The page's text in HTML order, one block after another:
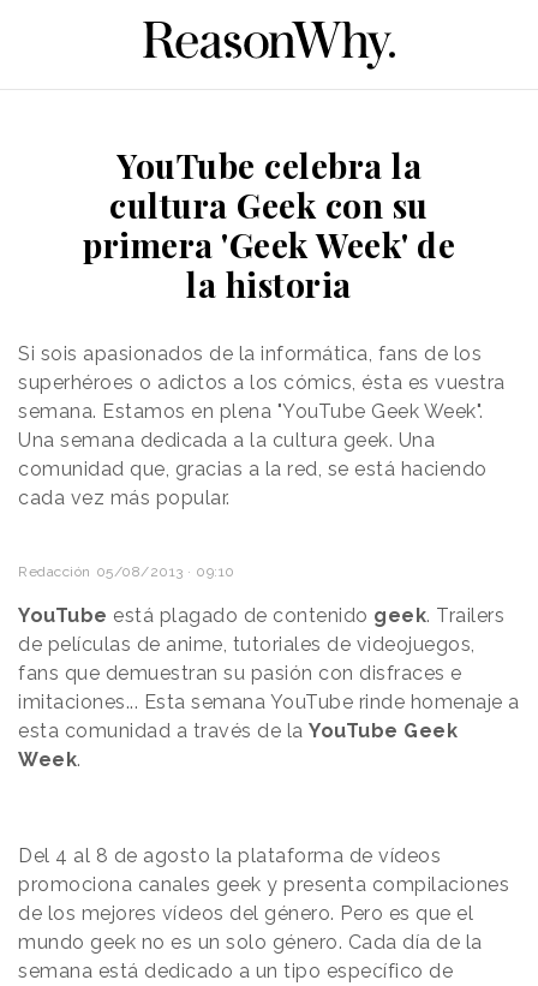
YouTube celebra la
cultura Geek con su
primera 'Geek Week' de
la historia
Si sois apasionados de la informática, fans de los
superhéroes o adictos a los cómics, ésta es vuestra
semana. Estamos en plena "YouTube Geek Week".
Una semana dedicada a la cultura geek. Una
comunidad que, gracias a la red, se está haciendo
cada vez más popular.
Redacción 05/08/2013 · 09:10
YouTube está plagado de contenido geek. Trailers
de películas de anime, tutoriales de videojuegos,
fans que demuestran su pasión con disfraces e
imitaciones... Esta semana YouTube rinde homenaje a
esta comunidad a través de la YouTube Geek
Week.
Del 4 al 8 de agosto la plataforma de vídeos
promociona canales geek y presenta compilaciones
de los mejores vídeos del género. Pero es que el
mundo geek no es un solo género. Cada día de la
semana está dedicado a un tipo específico de